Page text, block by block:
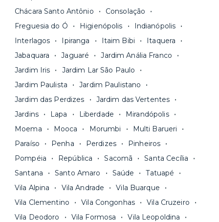
inclusos e solicite suporte e manutenção para a
Seja uma mala ou um caminhão de mudança: é
só levar as suas coisas e começar a morar.
locação é 100% digital
documentação pelo site da Yuca e assina o
contrato na tela do seu computador ou celular.
Simples, seguro e sem burocracia!
Chácara Santo Antônio
Consolação
Freguesia do Ó
Higienópolis
Indianópolis
Interlagos
Ipiranga Itaim Bibi
Itaquera
Jabaquara
Jaguaré
Jardim Anália Franco
Jardim Iris
Jardim Lar São Paulo
Jardim Paulista
Jardim Paulistano
Jardim das Perdizes
Jardim das Vertentes
Jardins
Lapa Liberdade
Mirandópolis
Moema
Mooca Morumbi
Multi Barueri
Paraíso
Penha Perdizes
Pinheiros
Pompéia
República Sacomã
Santa Cecília
Santana
Santo Amaro Saúde
Tatuapé
Vila Alpina
Vila Andrade
Vila Buarque
Vila Clementino
Vila Congonhas
Vila Cruzeiro
Vila Deodoro
Vila Formosa
Vila Leopoldina